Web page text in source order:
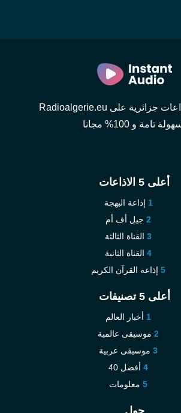
استمع إلى إذاعات جزائرية على Radioalgerie.eu
تامة و 100% مجانا
أعلى 5 الاذاعات
إذاعة البهجة
جيل أف أم
القناة الثالثة
القناة الثانية
إذاعة القرآن الكريم
أعلى 5 تصنيفات
أخبار العالم
موسيقى عالمية
موسيقى عربية
أفضل 40
معلومات